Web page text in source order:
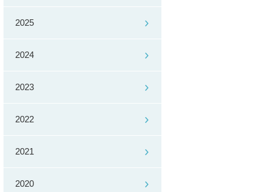
2025
2024
2023
2022
2021
2020